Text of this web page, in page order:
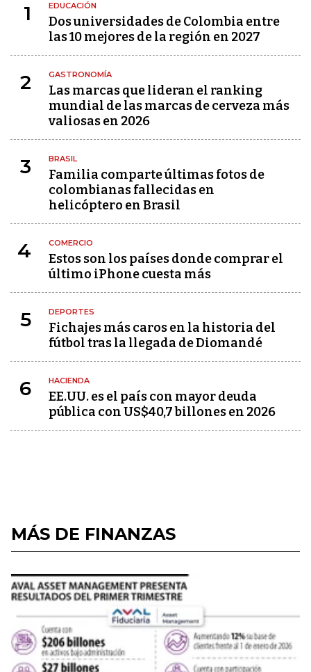
1 EDUCACIÓN
Dos universidades de Colombia entre
las 10 mejores de la región en 2027
2 GASTRONOMÍA
Las marcas que lideran el ranking
mundial de las marcas de cerveza más
valiosas en 2026
3 BRASIL
Familia comparte últimas fotos de
colombianas fallecidas en
helicóptero en Brasil
4 COMERCIO
Estos son los países donde comprar el
último iPhone cuesta más
5 DEPORTES
Fichajes más caros en la historia del
fútbol tras la llegada de Diomandé
6 HACIENDA
EE.UU. es el país con mayor deuda
pública con US$40,7 billones en 2026
MÁS DE FINANZAS